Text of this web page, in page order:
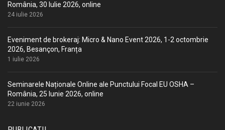
România, 30 Iulie 2026, online
24 iulie 2026
Eveniment de brokeraj: Micro & Nano Event 2026, 1-2 octombrie
2026, Besançon, Franța
1 iulie 2026
Seminarele Naționale Online ale Punctului Focal EU OSHA –
România, 25 Iunie 2026, online
22 iunie 2026